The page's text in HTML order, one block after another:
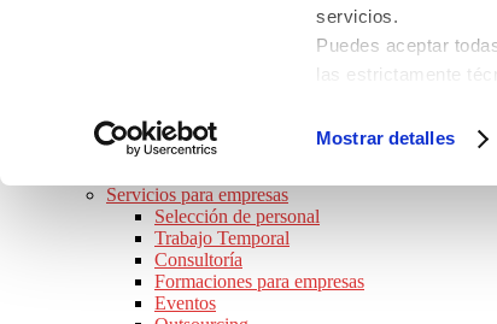
servicios.
Puedes aceptar
las estrictamente
Consulta nuestra
de la página.
Mostrar detalles
JOB TOUR 2026 · ¡APÚNTATE!
Consejos de trabajo
Preguntas frecuentes
Servicios para empresas
Selección de personal
Trabajo Temporal
Consultoría
Formaciones para empresas
Eventos